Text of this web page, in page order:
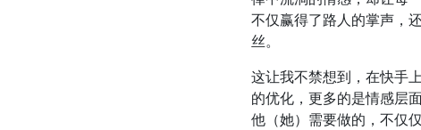
不仅赢得了路人的掌声，
丝。
这让我不禁想到，在快手
的优化，更多的是情感层
他（她）需要做的，不仅